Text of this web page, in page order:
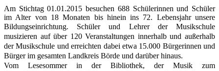
Am Stichtag 01.01.2015 besuchen 688 Schülerinnen und Schüler
im Alter von 18 Monaten bis hinein ins 72. Lebensjahr unsere
Bildungseinrichtung. Schüler und Lehrer der Musikschule
musizieren auf über120 Veranstaltungen innerhalb und außerhalb
der Musikschule und erreichten dabei etwa 15.000 Bürgerinnen und
Bürger im gesamten Landkreis Börde und darüber hinaus.
Vom Lesesommer in der Bibliothek, der Musik zum